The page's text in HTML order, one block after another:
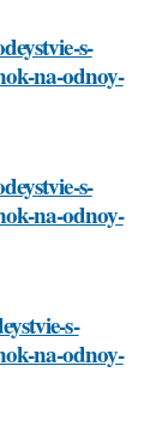
s-
na-odnoy-
s-
na-odnoy-
s-
na-odnoy-